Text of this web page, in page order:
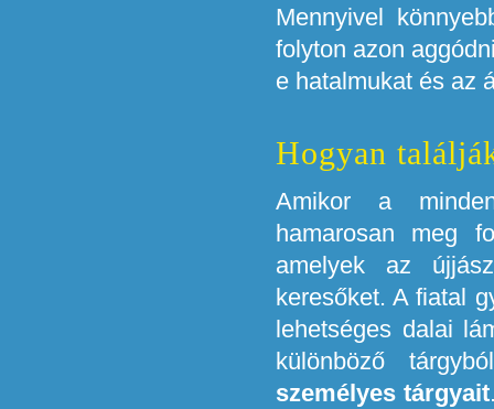
Mennyivel
folyton azon
e hatalmukat és az
Hogyan
Amikor a
hamarosan meg
amelyek az
keresőket. A fiatal
lehetséges dalai
különböző
személyes tárgyait